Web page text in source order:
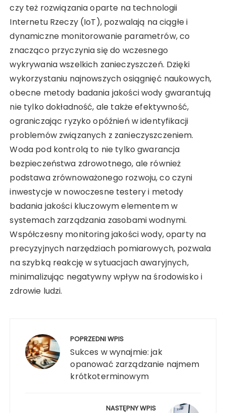
czy też rozwiązania oparte na technologii
Internetu Rzeczy (IoT), pozwalają na ciągłe i
dynamiczne monitorowanie parametrów, co
znacząco przyczynia się do wczesnego
wykrywania wszelkich zanieczyszczeń. Dzięki
wykorzystaniu najnowszych osiągnięć naukowych,
obecne metody badania jakości wody gwarantują
nie tylko dokładność, ale także efektywność,
ograniczając ryzyko opóźnień w identyfikacji
problemów związanych z zanieczyszczeniem.
Woda pod kontrolą to nie tylko gwarancja
bezpieczeństwa zdrowotnego, ale również
podstawa zrównoważonego rozwoju, co czyni
inwestycje w nowoczesne testery i metody
badania jakości kluczowym elementem w
systemach zarządzania zasobami wodnymi.
Współczesny monitoring jakości wody, oparty na
precyzyjnych narzędziach pomiarowych, pozwala
na szybką reakcję w sytuacjach awaryjnych,
minimalizując negatywny wpływ na środowisko i
zdrowie ludzi.
wpisu POPRZEDNI WPIS
Sukces w wynajmie: jak
opanować zarządzanie najmem
krótkoterminowym
NASTĘPNY WPIS